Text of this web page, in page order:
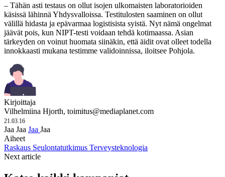
– Tähän asti testaus on ollut isojen ulkomaisten laboratorioiden
käsissä lähinnä Yhdysvalloissa. Testitulosten saaminen on ollut
välillä hidasta ja epävarmaa logistisista syistä. Nyt nämä ongelmat
jäävät pois, kun NIPT-testi voidaan tehdä kotimaassa. Asian
tärkeyden on voinut huomata siinäkin, että äidit ovat olleet todella
innokkaasti mukana testimme validoinnissa, iloitsee Pohjola.
Kirjoittaja
Vilhelmiina Hjorth, toimitus@mediaplanet.com
21.03.16
Jaa Jaa Jaa Jaa
Aiheet
Raskaus Seulontatutkimus Terveysteknologia
Next article